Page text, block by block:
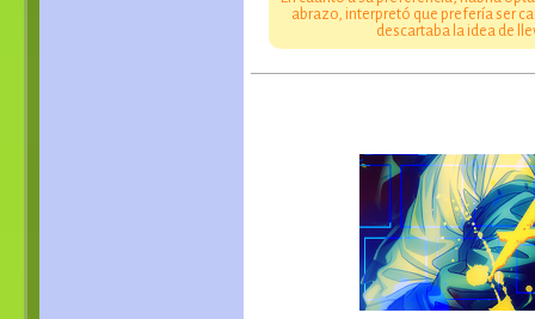
abrazo, interpretó que prefería ser
descartaba la idea de